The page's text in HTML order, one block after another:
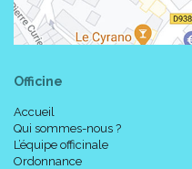
Officine
Accueil
Qui sommes-nous ?
L’équipe officinale
Ordonnance